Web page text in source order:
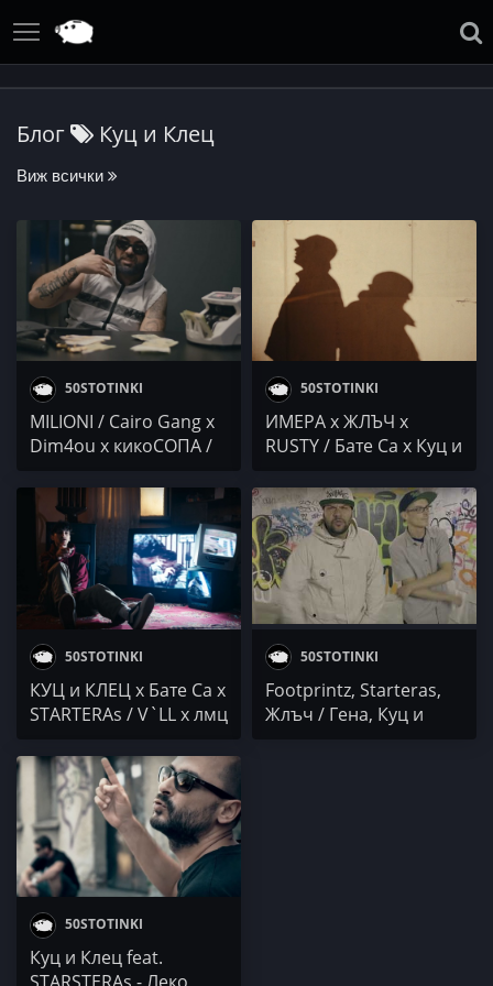
Блог Куц и Клец
Виж всички
50STOTINKI
MILIONI / Cairo Gang x
Dim4ou x кикоСОПА /
YDN x EVG / Куц и Клец
x Starteras / IMERA
50STOTINKI
ИМЕРА х ЖЛЪЧ х
RUSTY / Бате Са х Куц и
JVMESZ x DN4V / M.R.G
/ KUSH&CUSS x
PROTAGON / BOBBY x
LE6TY / DAN
50STOTINKI
КУЦ и КЛЕЦ x Бате Са x
STARTERAs / V`LL x лмц
KONG / DJANGO x
MOMO / flygood /
TN(#UB7) / VIDRATA /
GeSt / Nasyo Chernia x
Luskata x Dr.Donor x
Fury
50STOTINKI
Footprintz, Starteras,
Жлъч / Гена, Куц и
50STOTINKI
Куц и Клец feat.